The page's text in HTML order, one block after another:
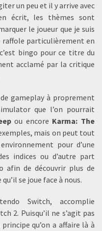
un peu et il y arrive avec
écrit, les thèmes sont
le joueur que je suis
particulièrement en
bingo pour ce titre du
acclamé par la critique
gameplay à proprement
que l’on pourrait
ou encore Karma: The
mais on peut tout
pour d’une
indices ou d’autre part
afin de découvrir plus de
se joue face à nous.
Switch, accomplie
2. Puisqu’il ne s’agit pas
qu’on a affaire là à